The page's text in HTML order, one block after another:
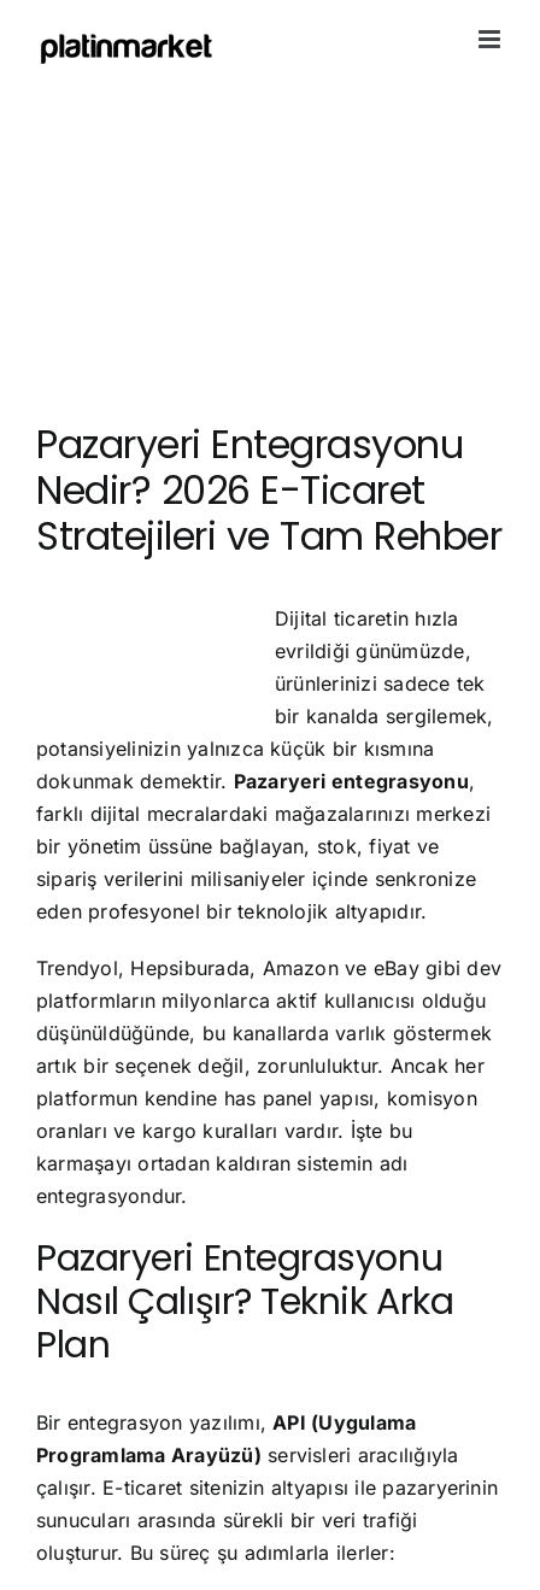
Pazaryeri Entegrasyonu
Nedir? 2026 E-Ticaret
Stratejileri ve Tam Rehber
Dijital ticaretin hızla
evrildiği günümüzde,
ürünlerinizi sadece tek
bir kanalda sergilemek,
potansiyelinizin yalnızca küçük bir kısmına
dokunmak demektir. Pazaryeri entegrasyonu,
farklı dijital mecralardaki mağazalarınızı merkezi
bir yönetim üssüne bağlayan, stok, fiyat ve
sipariş verilerini milisaniyeler içinde senkronize
eden profesyonel bir teknolojik altyapıdır.
Trendyol, Hepsiburada, Amazon ve eBay gibi dev
platformların milyonlarca aktif kullanıcısı olduğu
düşünüldüğünde, bu kanallarda varlık göstermek
artık bir seçenek değil, zorunluluktur. Ancak her
platformun kendine has panel yapısı, komisyon
oranları ve kargo kuralları vardır. İşte bu
karmaşayı ortadan kaldıran sistemin adı
entegrasyondur.
Pazaryeri Entegrasyonu
Nasıl Çalışır? Teknik Arka
Plan
Bir entegrasyon yazılımı,API (Uygulama
Programlama Arayüzü) servisleri aracılığıyla
çalışır. E-ticaret sitenizin altyapısı ile pazaryerinin
sunucuları arasında sürekli bir veri trafiği
oluşturur. Bu süreç şu adımlarla ilerler: